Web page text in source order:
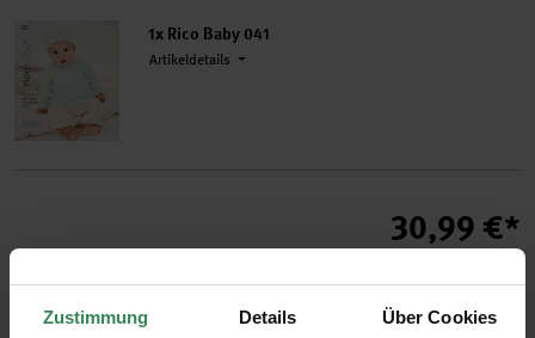
Zustimmung Details Über Cookies
1x Rico Baby 041
Artikeldetails
30,99 €*
inkl. MwSt. / zzgl. Versandkosten